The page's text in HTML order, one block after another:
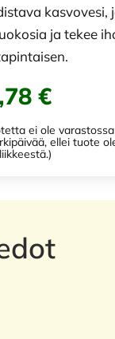
kasvovesi,
ja tekee
€
ei ole
ellei tuote